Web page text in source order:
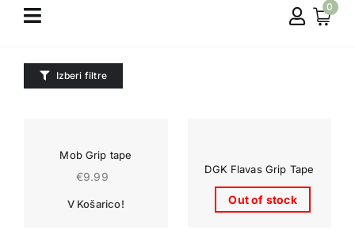
0
Izberi filtre
Mob Grip tape
€9.99
DGK Flavas Grip Tape
Out of stock